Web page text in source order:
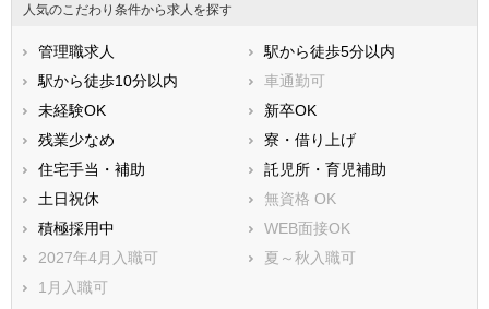
人気のこだわり条件から求人を探す
管理職求人
駅から徒歩5分以内
駅から徒歩10分以内
車通勤可
未経験OK
新卒OK
残業少なめ
寮・借り上げ
住宅手当・補助
託児所・育児補助
土日祝休
無資格 OK
積極採用中
WEB面接OK
2027年4月入職可
夏～秋入職可
1月入職可